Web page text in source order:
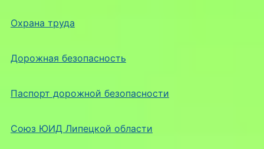
Охрана труда
Дорожная безопасность
Паспорт дорожной безопасности
Союз ЮИД Липецкой области